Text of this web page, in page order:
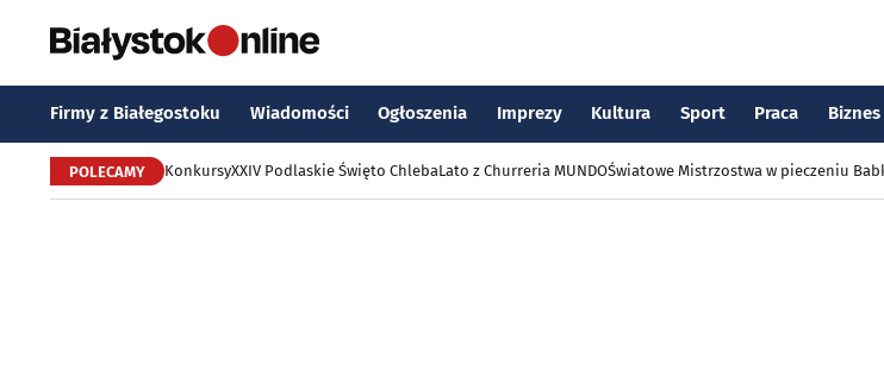
Firmy z Białegostoku Wiadomości Ogłoszenia Imprezy Kultura Sport Praca Biznes
POLECAMY KonkursyXXIV Podlaskie Święto ChlebaLato z Churreria MUNDOŚwiatowe Mistrzostwa w pieczeniu